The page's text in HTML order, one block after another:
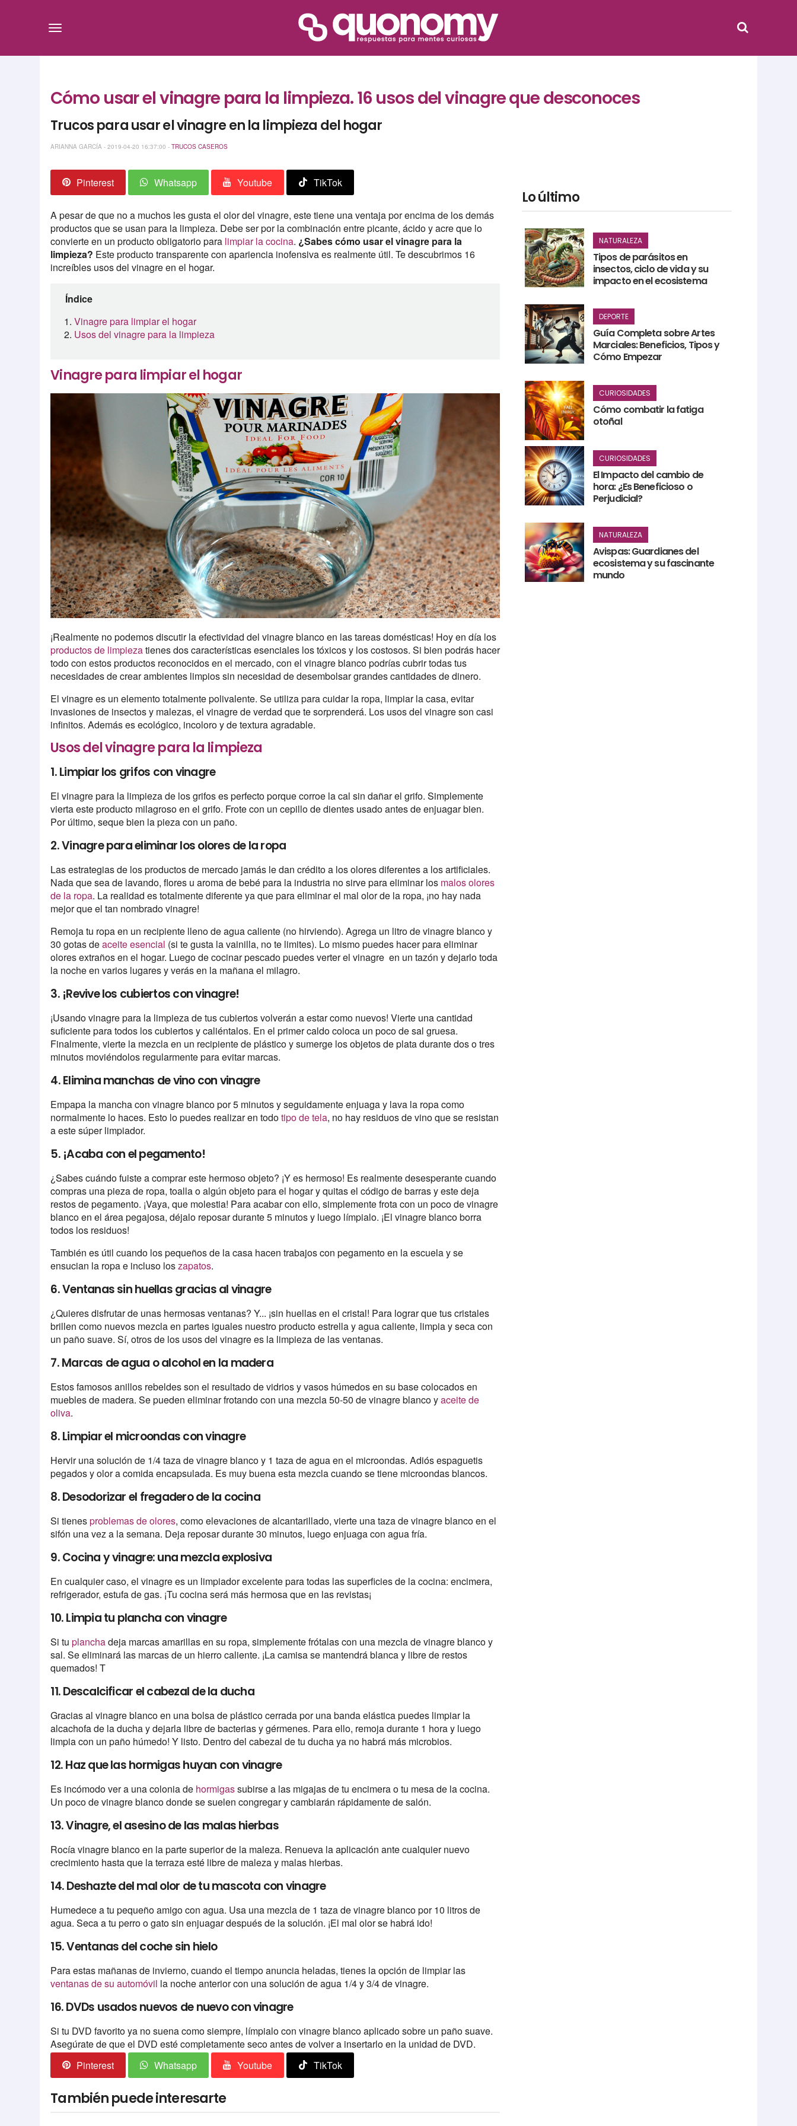
Cómo usar el vinagre para la limpieza. 16 usos del vinagre que desconoces
Trucos para usar el vinagre en la limpieza del hogar
ARIANNA GARCÍA - 2019-04-20 16:37:00 -TRUCOS CASEROS
Pinterest Whatsapp Youtube TikTok
A pesar de que no a muchos les gusta el olor del vinagre, este tiene una ventaja por encima de los demás
productos que se usan para la limpieza. Debe ser por la combinación entre picante, ácido y acre que lo
convierte en un producto obligatorio para limpiar la cocina. ¿Sabes cómo usar el vinagre para la
limpieza? Este producto transparente con apariencia inofensiva es realmente útil. Te descubrimos 16
increíbles usos del vinagre en el hogar.
Índice
Vinagre para limpiar el hogar
Usos del vinagre para la limpieza
Vinagre para limpiar el hogar
¡Realmente no podemos discutir la efectividad del vinagre blanco en las tareas domésticas! Hoy en día los
productos de limpiezatienes dos características esenciales los tóxicos y los costosos. Si bien podrás hacer
todo con estos productos reconocidos en el mercado, con el vinagre blanco podrías cubrir todas tus
necesidades de crear ambientes limpios sin necesidad de desembolsar grandes cantidades de dinero.
El vinagre es un elemento totalmente polivalente. Se utiliza para cuidar la ropa, limpiar la casa, evitar
invasiones de insectos y malezas, el vinagre de verdad que te sorprenderá. Los usos del vinagre son casi
infinitos. Además es ecológico, incoloro y de textura agradable.
Usos del vinagre para la limpieza
1. Limpiar los grifos con vinagre
El vinagre para la limpieza de los grifos es perfecto porque corroe la cal sin dañar el grifo. Simplemente
vierta este producto milagroso en el grifo. Frote con un cepillo de dientes usado antes de enjuagar bien.
Por último, seque bien la pieza con un paño.
2. Vinagre para eliminar los olores de la ropa
Las estrategias de los productos de mercado jamás le dan crédito a los olores diferentes a los artificiales.
Nada que sea de lavando, flores u aroma de bebé para la industria no sirve para eliminar los malos olores
de la ropa. La realidad es totalmente diferente ya que para eliminar el mal olor de la ropa, ¡no hay nada
mejor que el tan nombrado vinagre!
Remoja tu ropa en un recipiente lleno de agua caliente (no hirviendo). Agrega un litro de vinagre blanco y
30 gotas deaceite esencial (si te gusta la vainilla, no te limites). Lo mismo puedes hacer para eliminar
olores extraños en el hogar. Luego de cocinar pescado puedes verter el vinagre en un tazón y dejarlo toda
la noche en varios lugares y verás en la mañana el milagro.
3. ¡Revive los cubiertos con vinagre!
¡Usando vinagre para la limpieza de tus cubiertos volverán a estar como nuevos! Vierte una cantidad
suficiente para todos los cubiertos y caliéntalos. En el primer caldo coloca un poco de sal gruesa.
Finalmente, vierte la mezcla en un recipiente de plástico y sumerge los objetos de plata durante dos o tres
minutos moviéndolos regularmente para evitar marcas.
4. Elimina manchas de vino con vinagre
Empapa la mancha con vinagre blanco por 5 minutos y seguidamente enjuaga y lava la ropa como
normalmente lo haces. Esto lo puedes realizar en todotipo de tela, no hay residuos de vino que se resistan
a este súper limpiador.
5. ¡Acaba con el pegamento!
¿Sabes cuándo fuiste a comprar este hermoso objeto? ¡Y es hermoso! Es realmente desesperante cuando
compras una pieza de ropa, toalla o algún objeto para el hogar y quitas el código de barras y este deja
restos de pegamento. ¡Vaya, que molestia! Para acabar con ello, simplemente frota con un poco de vinagre
blanco en el área pegajosa, déjalo reposar durante 5 minutos y luego límpialo. ¡El vinagre blanco borra
todos los residuos!
También es útil cuando los pequeños de la casa hacen trabajos con pegamento en la escuela y se
ensucian la ropa e incluso loszapatos.
6. Ventanas sin huellas gracias al vinagre
¿Quieres disfrutar de unas hermosas ventanas? Y... ¡sin huellas en el cristal! Para lograr que tus cristales
brillen como nuevos mezcla en partes iguales nuestro producto estrella y agua caliente, limpia y seca con
un paño suave. Sí, otros de los usos del vinagre es la limpieza de las ventanas.
7. Marcas de agua o alcohol en la madera
Estos famosos anillos rebeldes son el resultado de vidrios y vasos húmedos en su base colocados en
muebles de madera. Se pueden eliminar frotando con una mezcla 50-50 de vinagre blanco yaceite de
oliva.
8. Limpiar el microondas con vinagre
Hervir una solución de 1/4 taza de vinagre blanco y 1 taza de agua en el microondas. Adiós espaguetis
pegados y olor a comida encapsulada. Es muy buena esta mezcla cuando se tiene microondas blancos.
8. Desodorizar el fregadero de la cocina
Si tienesproblemas de olores, como elevaciones de alcantarillado, vierte una taza de vinagre blanco en el
sifón una vez a la semana. Deja reposar durante 30 minutos, luego enjuaga con agua fría.
9. Cocina y vinagre: una mezcla explosiva
En cualquier caso, el vinagre es un limpiador excelente para todas las superficies de la cocina: encimera,
refrigerador, estufa de gas. ¡Tu cocina será más hermosa que en las revistas¡
10. Limpia tu plancha con vinagre
Si tuplanchadeja marcas amarillas en su ropa, simplemente frótalas con una mezcla de vinagre blanco y
sal. Se eliminará las marcas de un hierro caliente. ¡La camisa se mantendrá blanca y libre de restos
quemados! T
11. Descalcificar el cabezal de la ducha
Gracias al vinagre blanco en una bolsa de plástico cerrada por una banda elástica puedes limpiar la
alcachofa de la ducha y dejarla libre de bacterias y gérmenes. Para ello, remoja durante 1 hora y luego
limpia con un paño húmedo! Y listo. Dentro del cabezal de tu ducha ya no habrá más microbios.
12. Haz que las hormigas huyan con vinagre
Es incómodo ver a una colonia de hormigassubirse a las migajas de tu encimera o tu mesa de la cocina.
Un poco de vinagre blanco donde se suelen congregar y cambiarán rápidamente de salón.
13. Vinagre, el asesino de las malas hierbas
Rocía vinagre blanco en la parte superior de la maleza. Renueva la aplicación ante cualquier nuevo
crecimiento hasta que la terraza esté libre de maleza y malas hierbas.
14. Deshazte del mal olor de tu mascota con vinagre
Humedece a tu pequeño amigo con agua. Usa una mezcla de 1 taza de vinagre blanco por 10 litros de
agua. Seca a tu perro o gato sin enjuagar después de la solución. ¡El mal olor se habrá ido!
15. Ventanas del coche sin hielo
Para estas mañanas de invierno, cuando el tiempo anuncia heladas, tienes la opción de limpiar las
ventanas de su automóvil la noche anterior con una solución de agua 1/4 y 3/4 de vinagre.
16. DVDs usados nuevos de nuevo con vinagre
Si tu DVD favorito ya no suena como siempre, límpialo con vinagre blanco aplicado sobre un paño suave.
Asegúrate de que el DVD esté completamente seco antes de volver a insertarlo en la unidad de DVD.
Pinterest
Whatsapp Youtube TikTok
También puede interesarte
Lo último
NATURALEZA
Tipos de parásitos en
insectos, ciclo de vida y su
impacto en el ecosistema
DEPORTE
Guía Completa sobre Artes
Marciales: Beneficios, Tipos y
Cómo Empezar
CURIOSIDADES
Cómo combatir la fatiga
otoñal
CURIOSIDADES
El Impacto del cambio de
hora: ¿Es Beneficioso o
Perjudicial?
NATURALEZA
Avispas: Guardianes del
ecosistema y su fascinante
mundo